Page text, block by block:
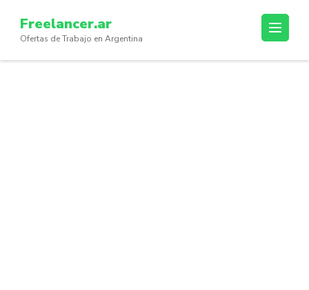
content
(Press
Freelancer.ar
Ofertas de Trabajo en Argentina